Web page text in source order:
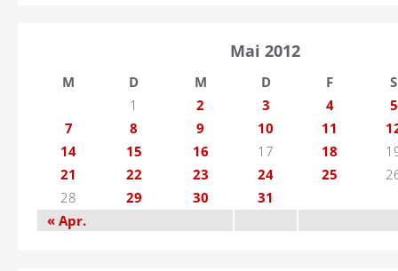
Mai 2012
M D M D F
S
1
2 3 4
5
7
8 9 10 11
14
15 16 17 18
21
22 23 24 25
28
29 30
31
« Apr.